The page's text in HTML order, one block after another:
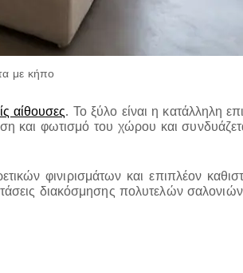
με κήπο
αίθουσες. Το ξύλο είναι η κατάλληλη
και φωτισμό του χώρου και
φινιρισμάτων και επιπλέον
διακόσμησης πολυτελών